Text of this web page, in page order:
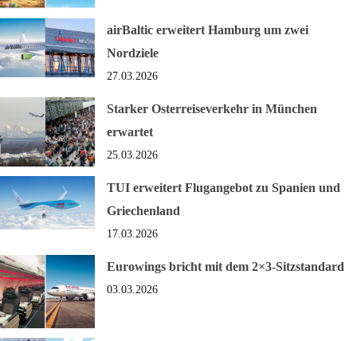
airBaltic erweitert Hamburg um zwei
Nordziele
27.03.2026
Starker Osterreiseverkehr in München
erwartet
25.03.2026
TUI erweitert Flugangebot zu Spanien und
Griechenland
17.03.2026
Eurowings bricht mit dem 2×3-Sitzstandard
03.03.2026